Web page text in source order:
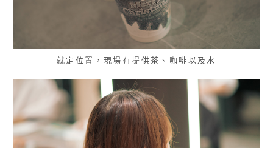
就定位置，現場有提供茶、咖啡以及水